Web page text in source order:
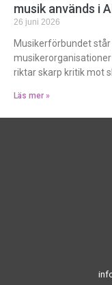
musik används i
26 juni 2026
Musikerförbundet
riktar skarp kritik mot
Läs mer »